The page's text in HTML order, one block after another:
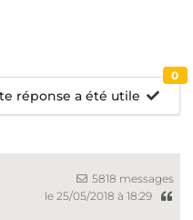
réponse a été utile
0
5818 messages
le 25/05/2018 à 18:29